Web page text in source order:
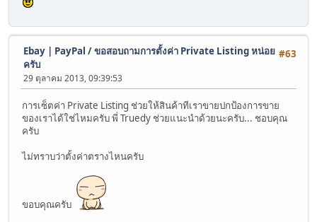
#63
Ebay | PayPal /ขอสอบถามการตั้งค่า Private Listing หน่อย
ครับ
29 ตุลาคม 2013, 09:39:53
การเซ็ตค่า Private Listing ช่วยให้สินค้าทีเราขายปกป้องการขาย
ของเราได้ใช่ไหมครับ พี่ Truedy ช่วยแนะนำด้วยนะครับ... ชอบคุณ
ครับ
ไม่ทราบว่าตั้งค่าตรางไหนครับ
ขอบคุณครับ